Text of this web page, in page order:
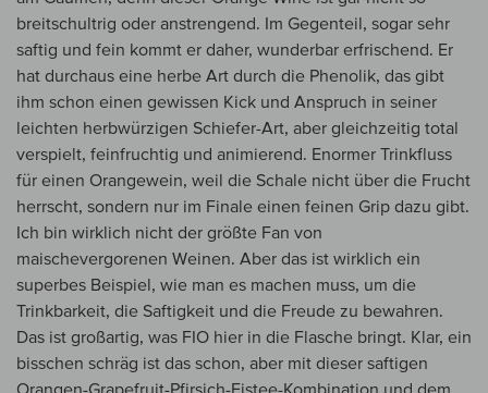
breitschultrig oder anstrengend. Im Gegenteil, sogar sehr
saftig und fein kommt er daher, wunderbar erfrischend. Er
hat durchaus eine herbe Art durch die Phenolik, das gibt
ihm schon einen gewissen Kick und Anspruch in seiner
leichten herbwürzigen Schiefer-Art, aber gleichzeitig total
verspielt, feinfruchtig und animierend. Enormer Trinkfluss
für einen Orangewein, weil die Schale nicht über die Frucht
herrscht, sondern nur im Finale einen feinen Grip dazu gibt.
Ich bin wirklich nicht der größte Fan von
maischevergorenen Weinen. Aber das ist wirklich ein
superbes Beispiel, wie man es machen muss, um die
Trinkbarkeit, die Saftigkeit und die Freude zu bewahren.
Das ist großartig, was FIO hier in die Flasche bringt. Klar, ein
bisschen schräg ist das schon, aber mit dieser saftigen
Orangen-Grapefruit-Pfirsich-Eistee-Kombination und dem